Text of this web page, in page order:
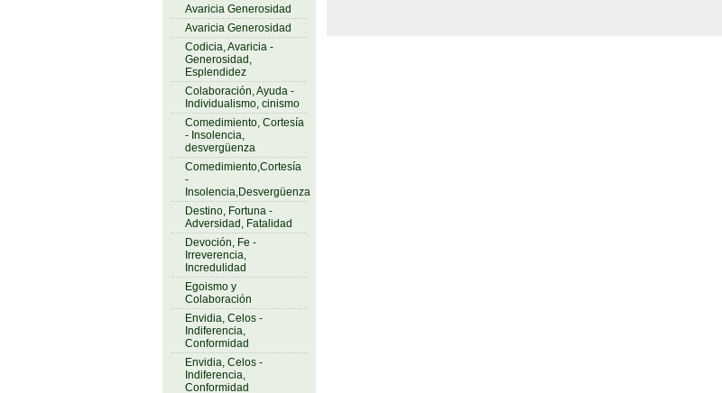
Avaricia Generosidad
Avaricia Generosidad
Codicia, Avaricia -
Generosidad,
Esplendidez
Colaboración, Ayuda -
Individualismo, cinismo
Comedimiento, Cortesía
- Insolencia,
desvergüenza
Comedimiento,Cortesía
-
Insolencia,Desvergüenza
Destino, Fortuna -
Adversidad, Fatalidad
Devoción, Fe -
Irreverencia,
Incredulidad
Egoismo y
Colaboración
Envidia, Celos -
Indiferencia,
Conformidad
Envidia, Celos -
Indiferencia,
Conformidad